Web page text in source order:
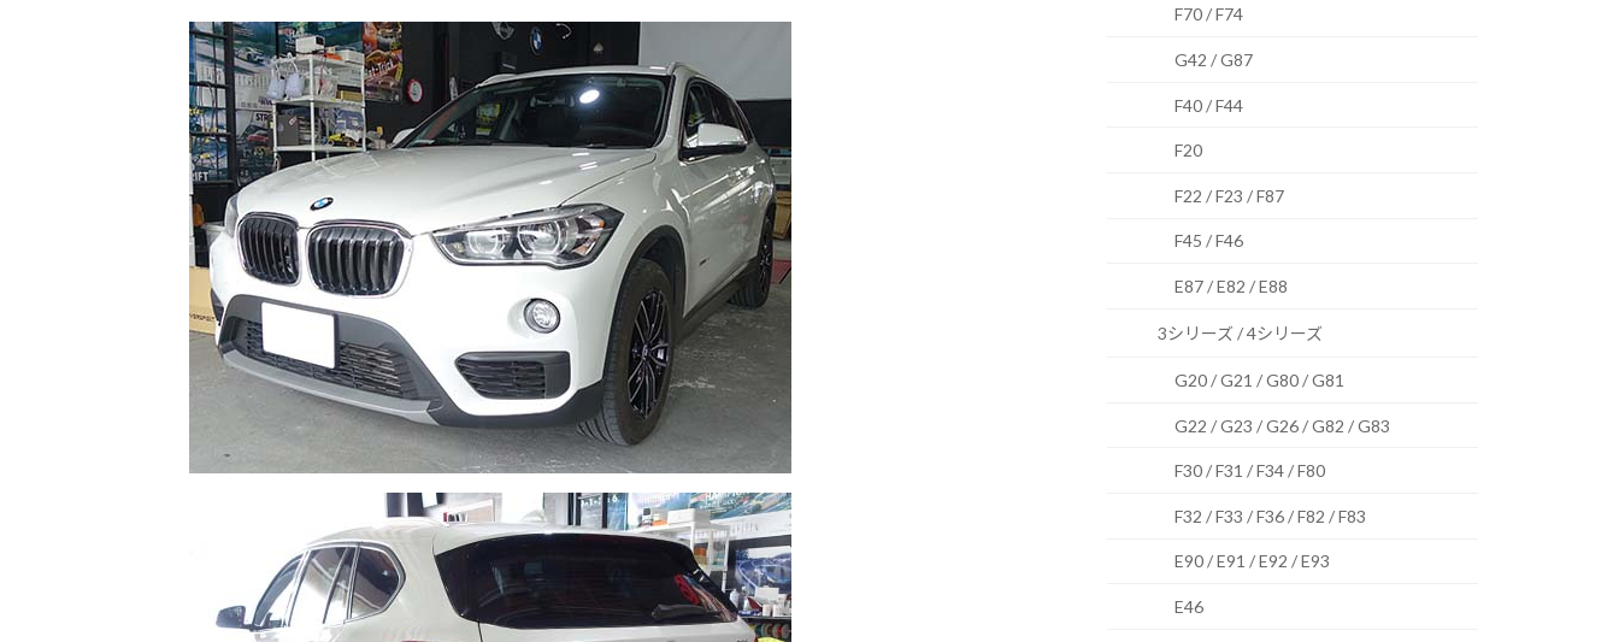
F70 / F74
G42 / G87
F40 / F44
F20
F22 / F23 / F87
F45 / F46
E87 / E82 / E88
3シリーズ / 4シリーズ
G20 / G21 / G80 / G81
G22 / G23 / G26 / G82 / G83
F30 / F31 / F34 / F80
F32 / F33 / F36 / F82 / F83
E90 / E91 / E92 / E93
E46